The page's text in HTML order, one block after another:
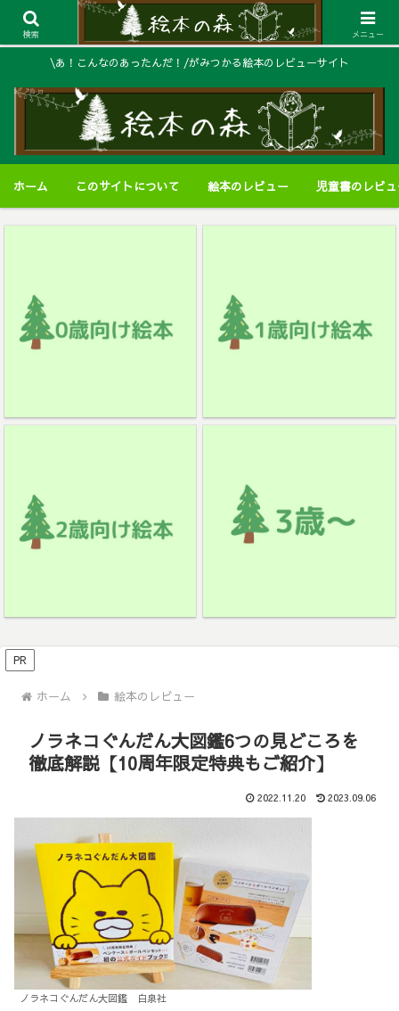
\あ！こんなのあったんだ！/がみつかる絵本のレビューサイト
ホーム このサイトについて 絵本のレビュー 児童書のレビ
PR
ホーム 絵本のレビュー
ノラネコぐんだん大図鑑6つの見どころを
徹底解説【10周年限定特典もご紹介】
2022.11.20 2023.09.06
ノラネコぐんだん大図鑑 白泉社
検索 メニュー